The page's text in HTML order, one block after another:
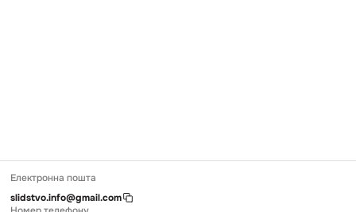
Електронна пошта
slidstvo.info@gmail.com